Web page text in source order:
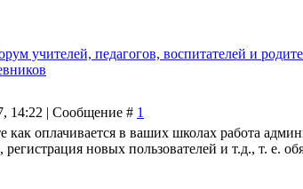
учителей, педагогов, воспитателей и
14:22 | Сообщение # 1
как оплачивается в ваших школах работа
новых пользователей и т.д., т. е.